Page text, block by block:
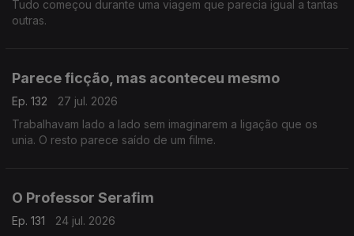
Tudo começou durante uma viagem que parecia igual a tantas
outras.
Parece ficção, mas aconteceu mesmo
Ep. 132
27 jul. 2026
Trabalhavam lado a lado sem imaginarem a ligação que os
unia. O resto parece saído de um filme.
O Professor Serafim
Ep. 131
24 jul. 2026